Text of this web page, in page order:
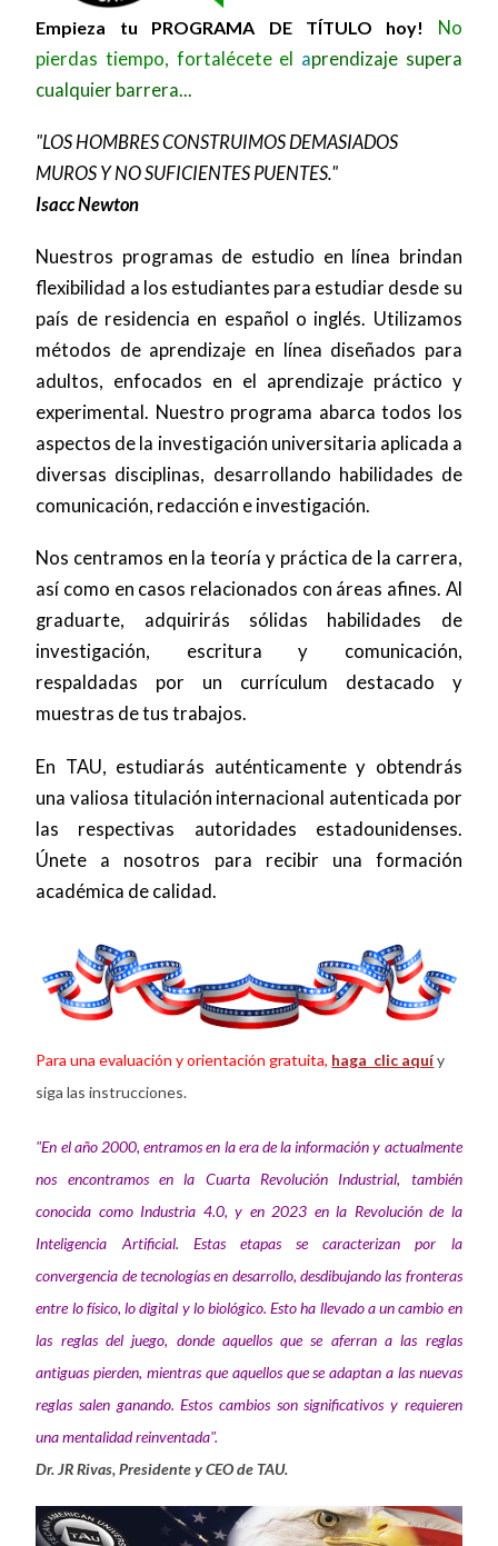
Empieza tu PROGRAMA DE TÍTULO hoy!
No
pierdas tiempo, fortalécete el aprendizaje supera
cualquier barrera...
"LOS HOMBRES CONSTRUIMOS DEMASIADOS
MUROS Y NO SUFICIENTES PUENTES."
Isacc Newton
Nuestros programas de estudio en línea brindan
flexibilidad a los estudiantes para estudiar desde su
país de residencia en español o inglés. Utilizamos
métodos de aprendizaje en línea diseñados para
adultos, enfocados en el aprendizaje práctico y
experimental. Nuestro programa abarca todos los
aspectos de la investigación universitaria aplicada a
diversas disciplinas, desarrollando habilidades de
comunicación, redacción e investigación.
Nos centramos en la teoría y práctica de la carrera,
así como en casos relacionados con áreas afines. Al
graduarte, adquirirás sólidas habilidades de
investigación, escritura y comunicación,
respaldadas por un currículum destacado y
muestras de tus trabajos.
En TAU, estudiarás auténticamente y obtendrás
una valiosa titulación internacional autenticada por
las respectivas autoridades estadounidenses.
Únete a nosotros para recibir una formación
académica de calidad.
Para una evaluación y orientación gratuita, haga clic aquíy
siga las instrucciones.
"En el año 2000, entramos en la era de la información y actualmente
nos encontramos en la Cuarta Revolución Industrial, también
conocida como Industria 4.0, y en 2023 en la Revolución de la
Inteligencia Artificial. Estas etapas se caracterizan por la
convergencia de tecnologías en desarrollo, desdibujando las fronteras
entre lo físico, lo digital y lo biológico. Esto ha llevado a un cambio en
las reglas del juego, donde aquellos que se aferran a las reglas
antiguas pierden, mientras que aquellos que se adaptan a las nuevas
reglas salen ganando. Estos cambios son significativos y requieren
una mentalidad reinventada".
Dr. JR Rivas, Presidente y CEO de TAU.